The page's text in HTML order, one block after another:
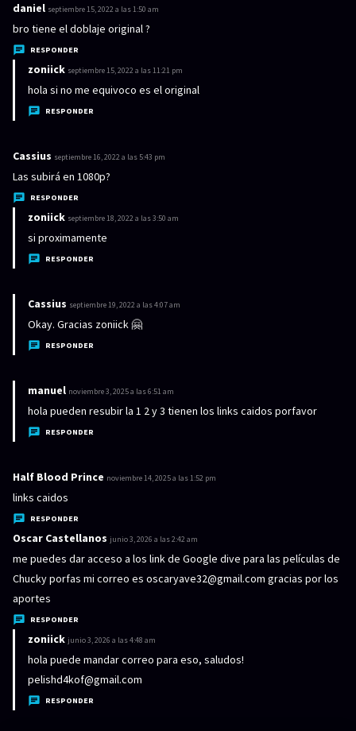
daniel d
i
c
e
:
septiembre 15, 2022 a las 1:50 am
bro tiene el doblaje original ?
RESPONDER
zoniick d
i
c
septiembre 15, 2022 a las 11:21 pm
hola si no me equivoco es el original
RESPONDER
Cassius d
i
c
e
:
septiembre 16, 2022 a las 5:43 pm
Las subirá en 1080p?
RESPONDER
zoniick d
i
c
septiembre 18, 2022 a las 3:50 am
si proximamente
RESPONDER
Cassius d
i
c
septiembre 19, 2022 a las 4:07 am
Okay. Gracias zoniick 🤗
RESPONDER
manuel d
i
c
:
noviembre 3, 2025 a las 6:51 am
hola pueden resubir la 1 2 y 3 tienen los links caidos porfavor
RESPONDER
Half Blood Prince d
e
:
noviembre 14, 2025 a las 1:52 pm
links caidos
RESPONDER
Oscar Castellanos d
i
c
junio 3, 2026 a las 2:42 am
me puedes dar acceso a los link de Google dive para las películas de
Chucky porfas mi correo es oscaryave32@gmail.com gracias por los
aportes
RESPONDER
zoniick d
i
c
e
junio 3, 2026 a las 4:48 am
hola puede mandar correo para eso, saludos!
pelishd4kof@gmail.com
RESPONDER